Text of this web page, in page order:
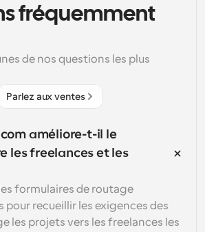
fréquemment
de nos questions les plus
Parlez aux ventes
améliore-t-il le
les freelances et les
formulaires de routage
pour recueillir les exigences des
les projets vers les freelances les